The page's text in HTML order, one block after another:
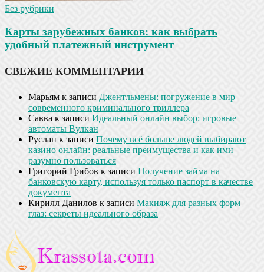
Без рубрики
Карты зарубежных банков: как выбрать
удобный платежный инструмент
СВЕЖИЕ КОММЕНТАРИИ
Марьям к записи Джентльмены: погружение в мир
современного криминального триллера
Савва к записи Идеальный онлайн выбор: игровые
автоматы Вулкан
Руслан к записи Почему всё больше людей выбирают
казино онлайн: реальные преимущества и как ими
разумно пользоваться
Григорий Грибов к записи Получение займа на
банковскую карту, используя только паспорт в качестве
документа
Кирилл Данилов к записи Макияж для разных форм
глаз: секреты идеального образа